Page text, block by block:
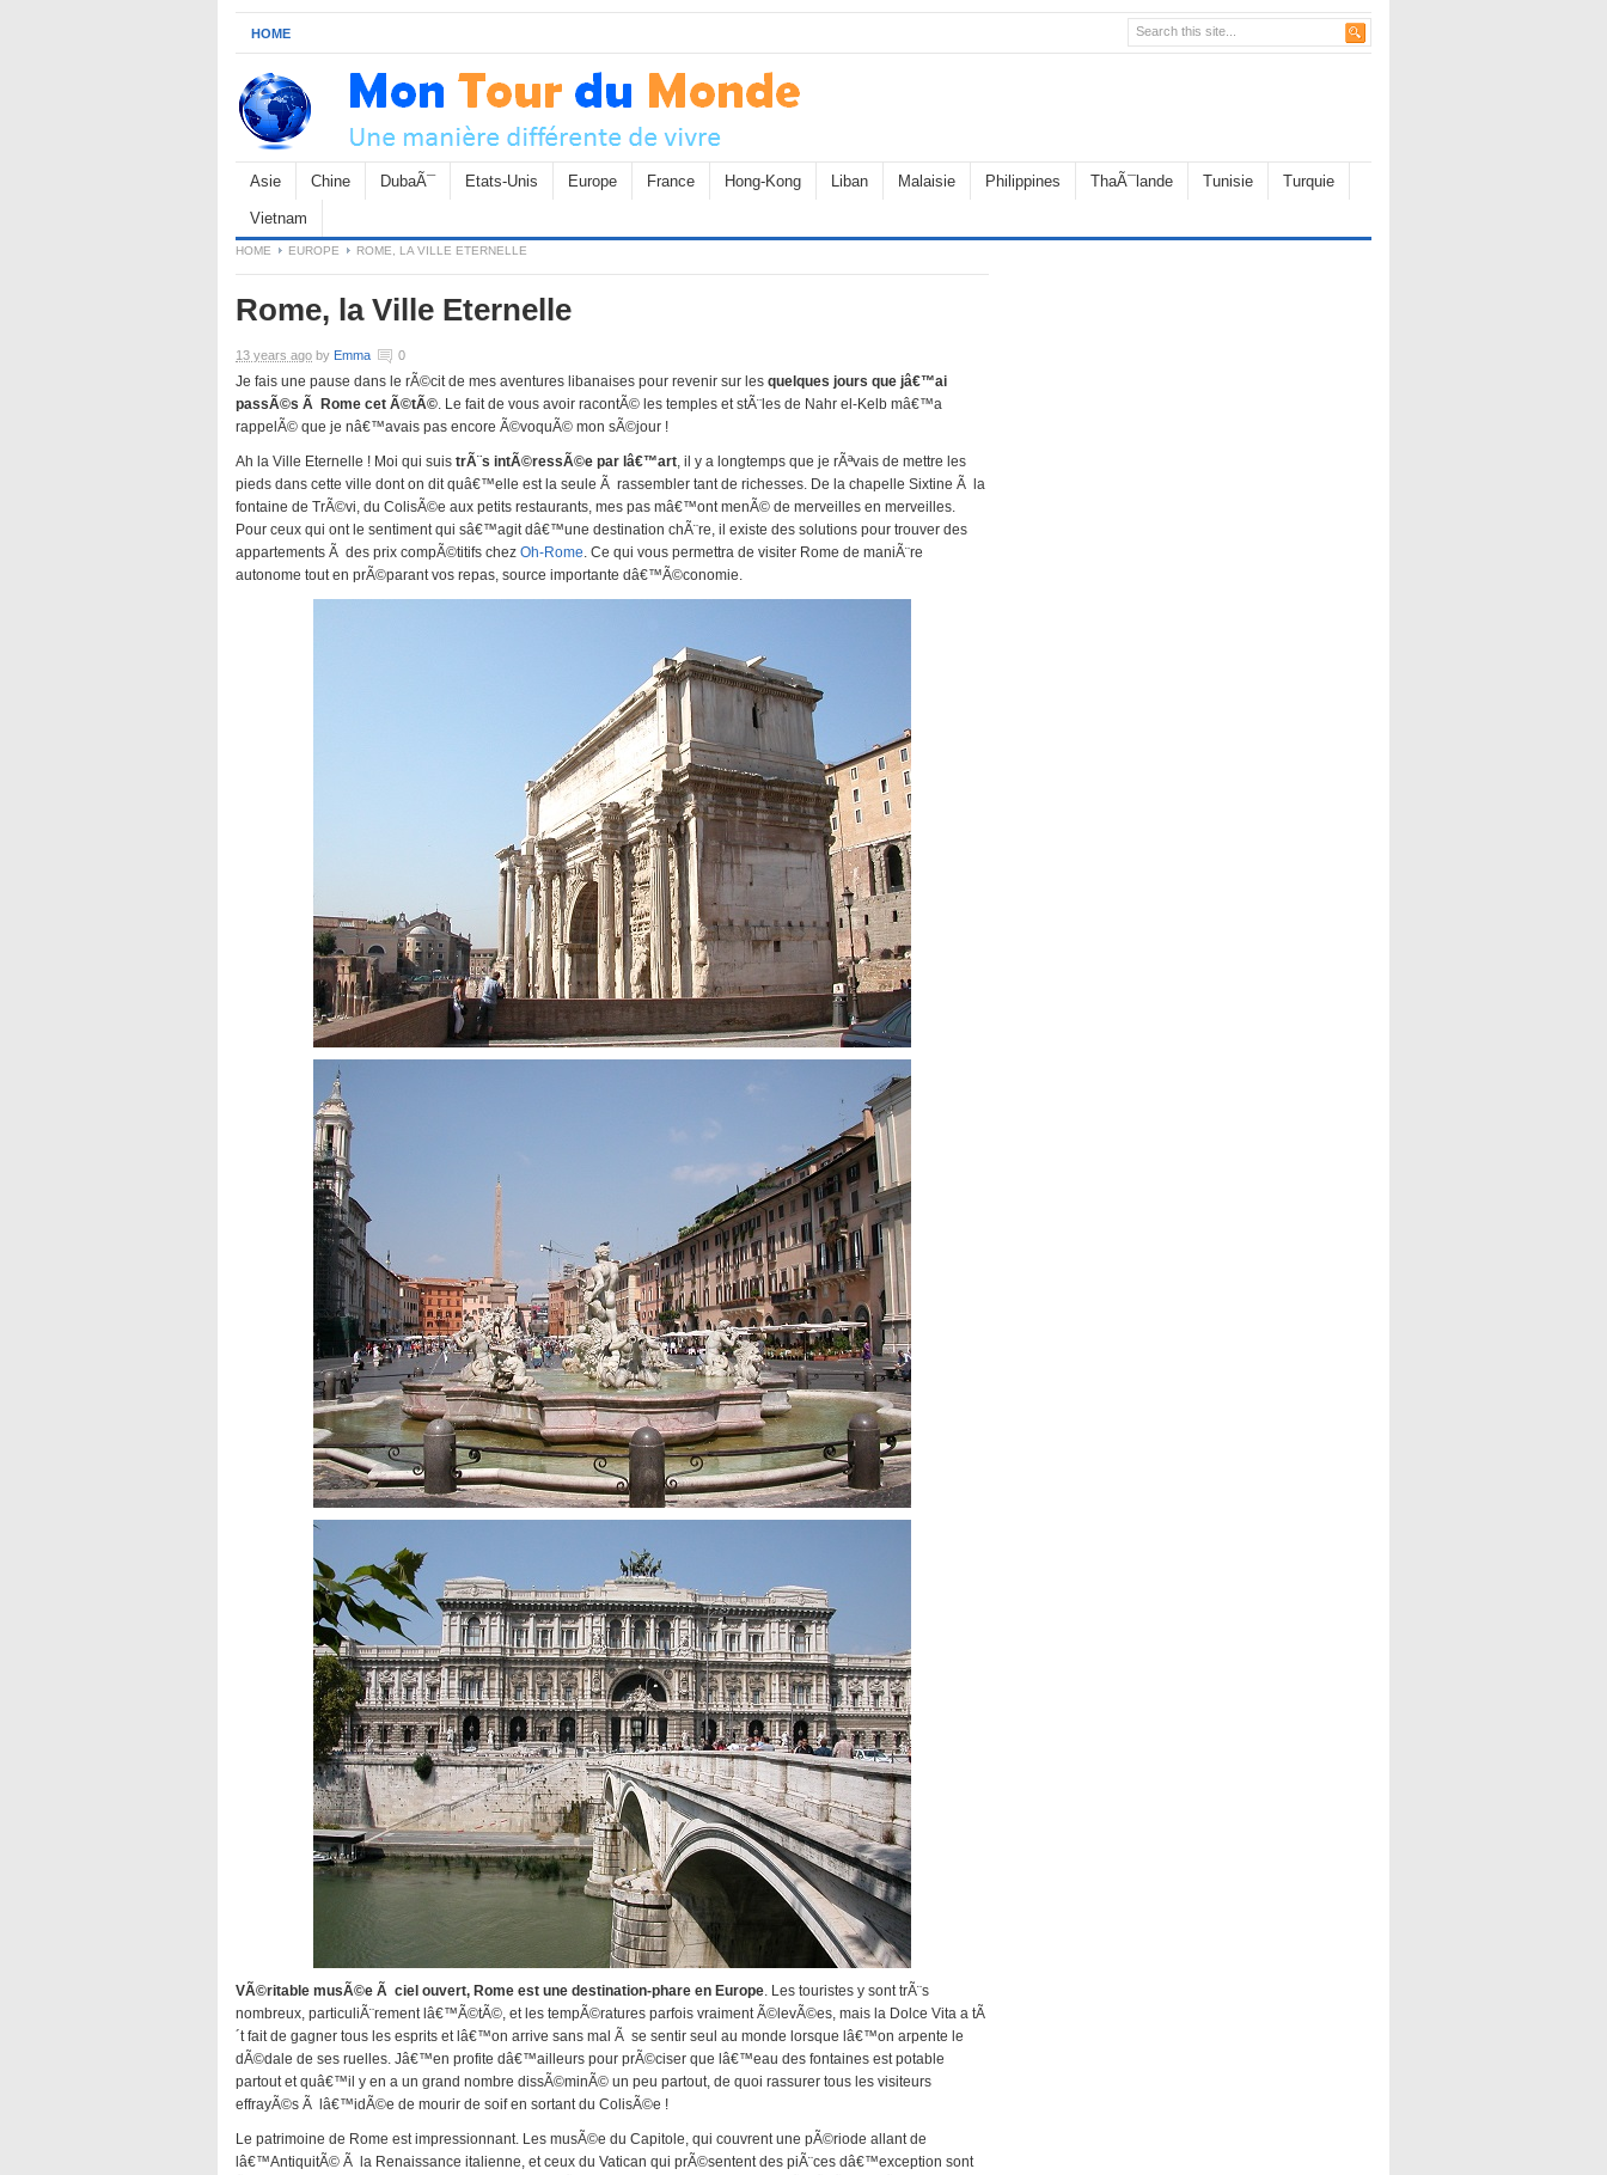
HOME
Asie Chine DubaÃ¯ Etats-Unis Europe France Hong-Kong Liban Malaisie Philippines ThaÃ¯lande Tunisie Turquie
Vietnam
HOME EUROPE ROME, LA VILLE ETERNELLE
Rome, la Ville Eternelle
13 years ago by Emma 0
Je fais une pause dans le rÃ©cit de mes aventures libanaises pour revenir sur les quelques jours que jâ€™ai
passÃ©s Ã Rome cet Ã©tÃ©. Le fait de vous avoir racontÃ© les temples et stÃ¨les de Nahr el-Kelb mâ€™a
rappelÃ© que je nâ€™avais pas encore Ã©voquÃ© mon sÃ©jour !
Ah la Ville Eternelle ! Moi qui suis trÃ¨s intÃ©ressÃ©e par lâ€™art, il y a longtemps que je rÃªvais de mettre les
pieds dans cette ville dont on dit quâ€™elle est la seule Ã rassembler tant de richesses. De la chapelle Sixtine Ã la
fontaine de TrÃ©vi, du ColisÃ©e aux petits restaurants, mes pas mâ€™ont menÃ© de merveilles en merveilles.
Pour ceux qui ont le sentiment qui sâ€™agit dâ€™une destination chÃ¨re, il existe des solutions pour trouver des
appartements Ã des prix compÃ©titifs chez Oh-Rome. Ce qui vous permettra de visiter Rome de maniÃ¨re
autonome tout en prÃ©parant vos repas, source importante dâ€™Ã©conomie.
VÃ©ritable musÃ©e Ã ciel ouvert, Rome est une destination-phare en Europe. Les touristes y sont trÃ¨s
nombreux, particuliÃ¨rement lâ€™Ã©tÃ©, et les tempÃ©ratures parfois vraiment Ã©levÃ©es, mais la Dolce Vita a tÃ
´t fait de gagner tous les esprits et lâ€™on arrive sans mal Ã se sentir seul au monde lorsque lâ€™on arpente le
dÃ©dale de ses ruelles. Jâ€™en profite dâ€™ailleurs pour prÃ©ciser que lâ€™eau des fontaines est potable
partout et quâ€™il y en a un grand nombre dissÃ©minÃ© un peu partout, de quoi rassurer tous les visiteurs
effrayÃ©s Ã lâ€™idÃ©e de mourir de soif en sortant du ColisÃ©e !
Le patrimoine de Rome est impressionnant. Les musÃ©e du Capitole, qui couvrent une pÃ©riode allant de
lâ€™AntiquitÃ© Ã la Renaissance italienne, et ceux du Vatican qui prÃ©sentent des piÃ¨ces dâ€™exception sont